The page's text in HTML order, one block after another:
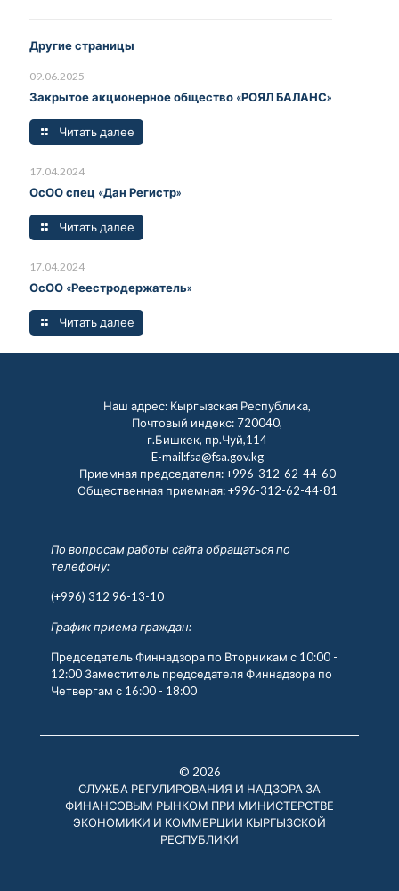
Другие страницы
09.06.2025
Закрытое акционерное общество «РОЯЛ БАЛАНС»
Читать далее
17.04.2024
ОсОО спец «Дан Регистр»
Читать далее
17.04.2024
ОсОО «Реестродержатель»
Читать далее
Наш адрес: Кыргызская Республика,
Почтовый индекс: 720040,
г.Бишкек, пр.Чуй,114
E-mail:fsa@fsa.gov.kg
Приемная председателя:+996-312-62-44-60
Общественная приемная:+996-312-62-44-81
По вопросам работы сайта обращаться по
телефону:
(+996) 312 96-13-10
График приема граждан:
Председатель Финнадзора по Вторникам с 10:00 -
12:00 Заместитель председателя Финнадзора по
Четвергам с 16:00 - 18:00
© 2026
СЛУЖБА РЕГУЛИРОВАНИЯ И НАДЗОРА ЗА
ФИНАНСОВЫМ РЫНКОМ ПРИ МИНИСТЕРСТВЕ
ЭКОНОМИКИ И КОММЕРЦИИ КЫРГЫЗСКОЙ
РЕСПУБЛИКИ